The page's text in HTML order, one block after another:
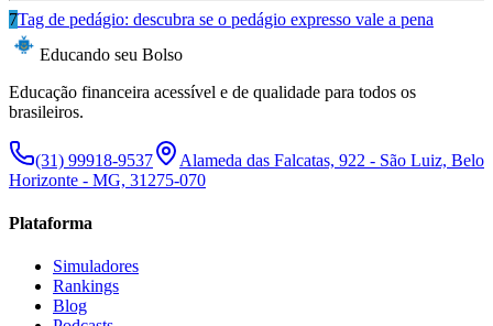
7Tag de pedágio: descubra se o pedágio expresso vale a pena
Educando seu Bolso
Educação financeira acessível e de qualidade para todos os
brasileiros.
(31) 99918-9537
Alameda das Falcatas, 922 - São Luiz, Belo
Horizonte - MG, 31275-070
Plataforma
Simuladores
Rankings
Blog